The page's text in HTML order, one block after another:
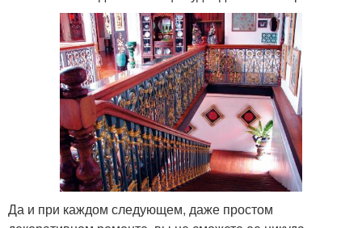
Да и при каждом следующем, даже простом